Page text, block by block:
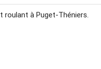
roulant à Puget-Théniers.